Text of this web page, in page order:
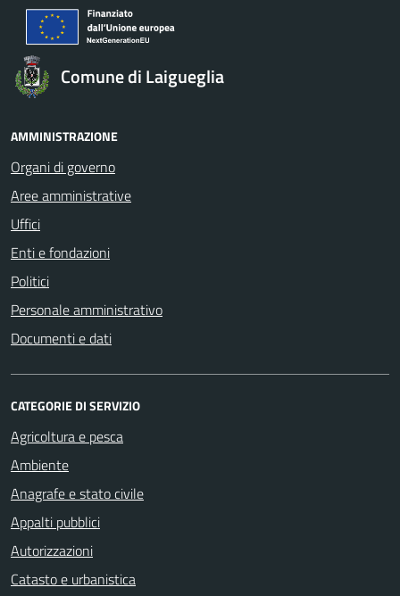
Comune di Laigueglia
AMMINISTRAZIONE
Organi di governo
Aree amministrative
Uffici
Enti e fondazioni
Politici
Personale amministrativo
Documenti e dati
CATEGORIE DI SERVIZIO
Agricoltura e pesca
Ambiente
Anagrafe e stato civile
Appalti pubblici
Autorizzazioni
Catasto e urbanistica